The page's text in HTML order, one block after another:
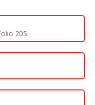
205.